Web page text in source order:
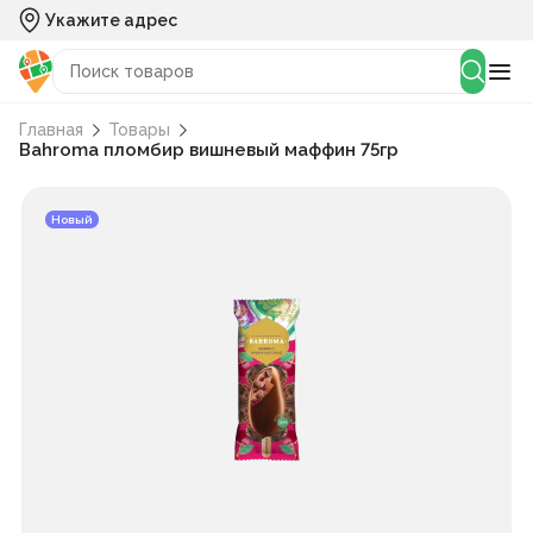
Укажите адрес
Главная Товары
Bahroma пломбир вишневый маффин 75гр
Новый